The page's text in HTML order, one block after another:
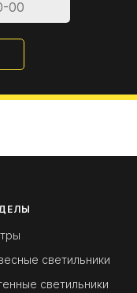
светильники
светильники